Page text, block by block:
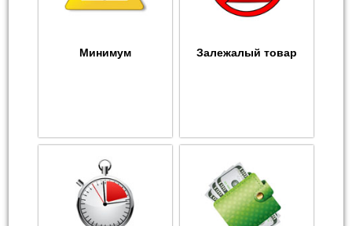
Минимум Залежалый товар